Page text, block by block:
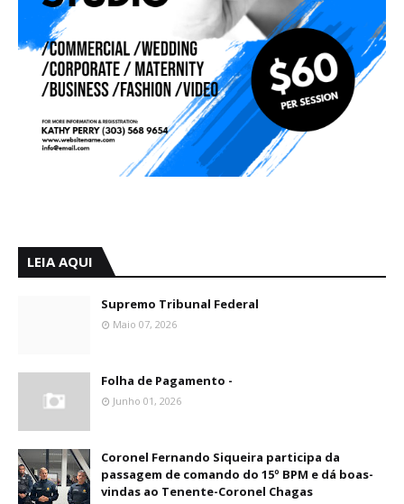
LEIA AQUI
Supremo Tribunal Federal
Maio 07, 2026
Folha de Pagamento -
Junho 01, 2026
Coronel Fernando Siqueira participa da
passagem de comando do 15º BPM e dá boas-
vindas ao Tenente-Coronel Chagas